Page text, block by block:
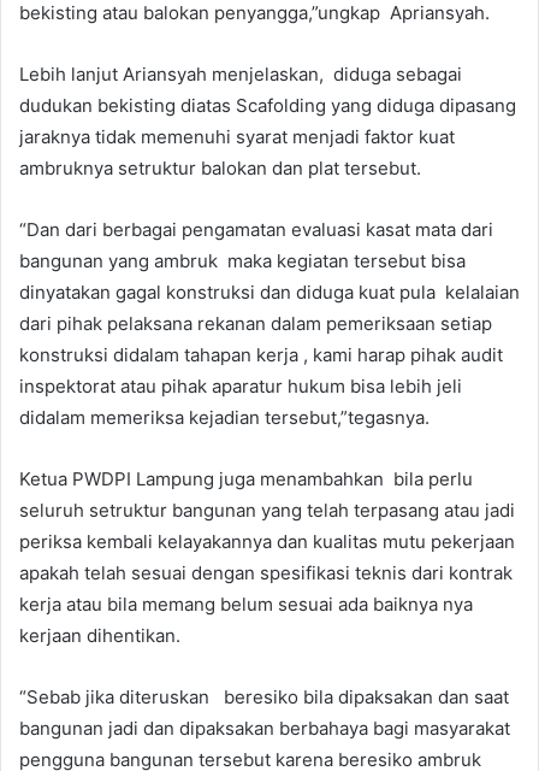
bekisting atau balokan penyangga,”ungkap Apriansyah.
Lebih lanjut Ariansyah menjelaskan, diduga sebagai
dudukan bekisting diatas Scafolding yang diduga dipasang
jaraknya tidak memenuhi syarat menjadi faktor kuat
ambruknya setruktur balokan dan plat tersebut.
“Dan dari berbagai pengamatan evaluasi kasat mata dari
bangunan yang ambruk maka kegiatan tersebut bisa
dinyatakan gagal konstruksi dan diduga kuat pula kelalaian
dari pihak pelaksana rekanan dalam pemeriksaan setiap
konstruksi didalam tahapan kerja , kami harap pihak audit
inspektorat atau pihak aparatur hukum bisa lebih jeli
didalam memeriksa kejadian tersebut,”tegasnya.
Ketua PWDPI Lampung juga menambahkan bila perlu
seluruh setruktur bangunan yang telah terpasang atau jadi
periksa kembali kelayakannya dan kualitas mutu pekerjaan
apakah telah sesuai dengan spesifikasi teknis dari kontrak
kerja atau bila memang belum sesuai ada baiknya nya
kerjaan dihentikan.
“Sebab jika diteruskan beresiko bila dipaksakan dan saat
bangunan jadi dan dipaksakan berbahaya bagi masyarakat
pengguna bangunan tersebut karena beresiko ambruk